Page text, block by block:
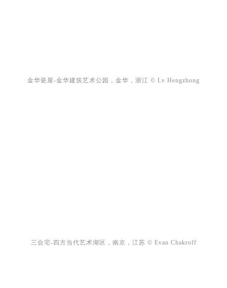
金华瓷屋-金华建筑艺术公园，金华，浙江 © Lv Hengzhong
三合宅-四方当代艺术湖区，南京，江苏 © Evan Chakroff